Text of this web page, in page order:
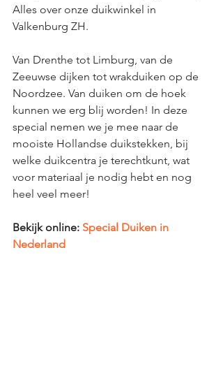
Alles over onze duikwinkel in
Valkenburg ZH.
Van Drenthe tot Limburg, van de
Zeeuwse dijken tot wrakduiken op de
Noordzee. Van duiken om de hoek
kunnen we erg blij worden! In deze
special nemen we je mee naar de
mooiste Hollandse duikstekken, bij
welke duikcentra je terechtkunt, wat
voor materiaal je nodig hebt en nog
heel veel meer!
Bekijk online: Special Duiken in
Nederland